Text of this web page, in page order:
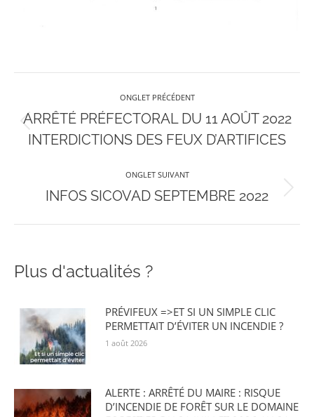
Navigation
de
commentaire
ONGLET PRÉCÉDENT
Onglet
précédent
ARRÊTÉ PRÉFECTORAL DU 11 AOÛT 2022
INTERDICTIONS DES FEUX D’ARTIFICES
ONGLET SUIVANT
Onglet
INFOS SICOVAD SEPTEMBRE 2022
Plus d'actualités ?
PRÉVIFEUX =>ET SI UN SIMPLE CLIC
PERMETTAIT D’ÉVITER UN INCENDIE ?
1 août 2026
ALERTE : ARRÊTÉ DU MAIRE : RISQUE
D’INCENDIE DE FORÊT SUR LE DOMAINE